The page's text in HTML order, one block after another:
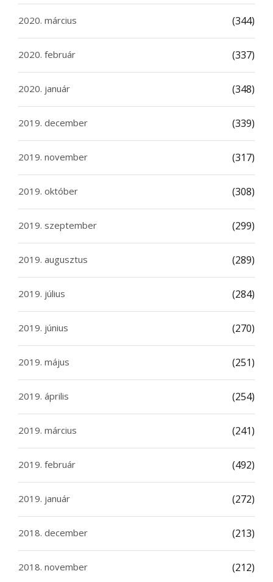
2020. március (344)
2020. február (337)
2020. január (348)
2019. december (339)
2019. november (317)
2019. október (308)
2019. szeptember (299)
2019. augusztus (289)
2019. július (284)
2019. június (270)
2019. május (251)
2019. április (254)
2019. március (241)
2019. február (492)
2019. január (272)
2018. december (213)
2018. november (212)